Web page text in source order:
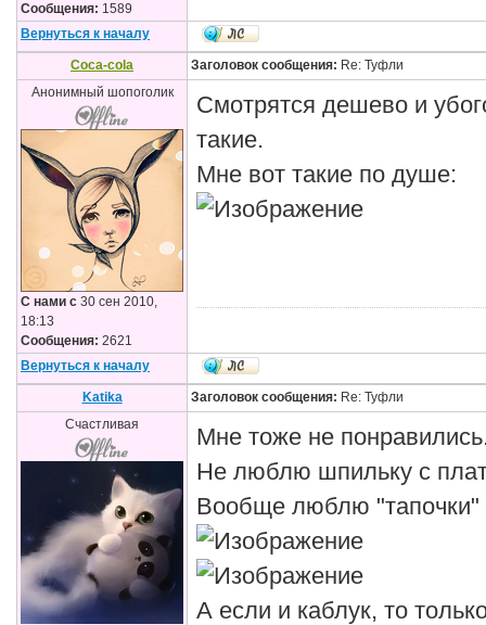
Сообщения: 1589
Вернуться к началу
Coca-cola Заголовок сообщения: Re: Туфли
Анонимный шопоголик
С нами с 30 сен 2010,
18:13
Сообщения: 2621
Смотрятся дешево и
такие.
Мне вот такие по душе:
Вернуться к началу
Katika Заголовок сообщения: Re: Туфли
Счастливая
Мне тоже не
Не люблю шпильку с
Вообще люблю "тапочки"
А если и каблук, то